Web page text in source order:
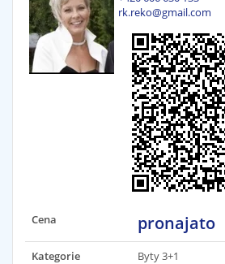
rk.reko@gmail.com
Cena pronajato
Kategorie
Byty 3+1